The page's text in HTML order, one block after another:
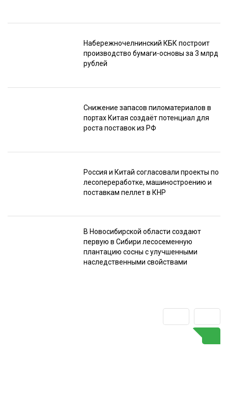
Набережночелнинский КБК построит
производство бумаги-основы за 3 млрд
рублей
Снижение запасов пиломатериалов в
портах Китая создаёт потенциал для
роста поставок из РФ
Россия и Китай согласовали проекты по
лесопереработке, машиностроению и
поставкам пеллет в КНР
В Новосибирской области создают
первую в Сибири лесосеменную
плантацию сосны с улучшенными
наследственными свойствами